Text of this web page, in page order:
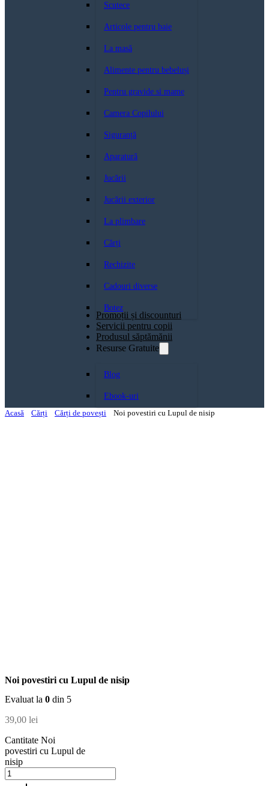
Scutece
Articole pentru baie
La masă
Alimente pentru bebeluși
Pentru gravide si mame
Camera Copilului
Siguranță
Aparatură
Jucării
Jucării exterior
La plimbare
Cărți
Rechizite
Cadouri diverse
Botez
Promoții și discounturi
Servicii pentru copii
Produsul săptămănii
Resurse Gratuite
Blog
Ebook-uri
Acasă
Cărți Cărți de povești Noi povestiri cu Lupul de nisip
Noi povestiri cu Lupul de nisip
Evaluat la 0 din 5
39,00 lei
Cantitate Noi
povestiri cu Lupul de
nisip